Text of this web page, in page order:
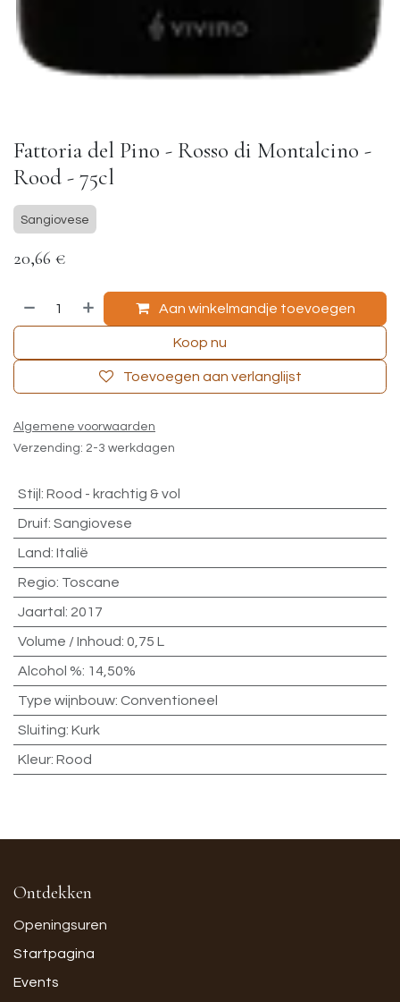
Fattoria del Pino - Rosso di Montalcino -
Rood - 75cl
Sangiovese
20,66 €
Aan winkelmandje toevoegen
Koop nu
Toevoegen aan verlanglijst
Algemene voorwaarden
Verzending: 2-3 werkdagen
Stijl: Rood - krachtig & vol
Druif: Sangiovese
Land: Italië
Regio: Toscane
Jaartal: 2017
Volume / Inhoud: 0,75 L
Alcohol %: 14,50%
Type wijnbouw: Conventioneel
Sluiting: Kurk
Kleur: Rood
Ontdekken
Openingsuren
Startpagina
Events